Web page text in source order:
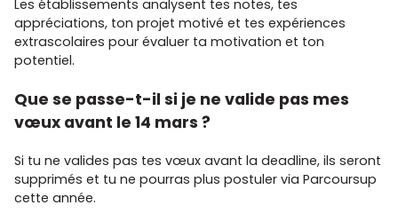
Les établissements analysent tes notes, tes
appréciations, ton projet motivé et tes expériences
extrascolaires pour évaluer ta motivation et ton
potentiel.
Que se passe-t-il si je ne valide pas mes
vœux avant le 14 mars ?
Si tu ne valides pas tes vœux avant la deadline, ils seront
supprimés et tu ne pourras plus postuler via Parcoursup
cette année.